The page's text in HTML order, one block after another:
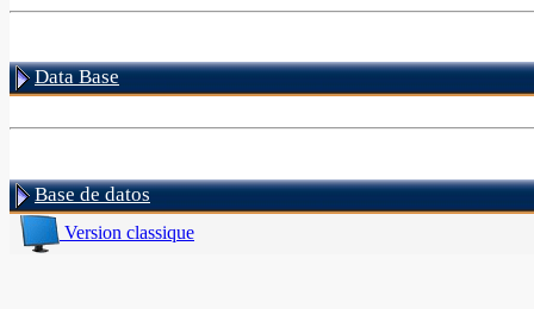
Data Base
Base de datos
Version classique